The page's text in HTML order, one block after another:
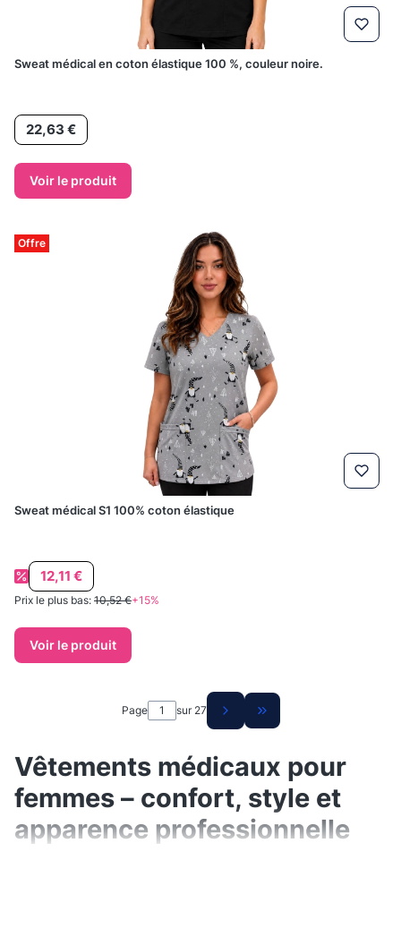
Sweat médical en coton élastique 100 %, couleur noire.
Prix22,63 €
Voir le produit
Offre
Sweat médical S1 100% coton élastique
Prix promotionnel
12,11 €
Prix le plus bas: 10,52 €+15%
Voir le produit
Page sur 27 Aller à la dernière
Vêtements médicaux pour
femmes – confort, style et
apparence professionnelle